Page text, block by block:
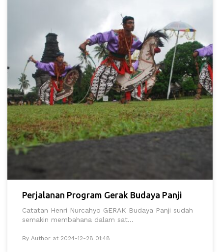
Perjalanan Program Gerak Budaya Panji
Catatan Henri Nurcahyo GERAK Budaya Panji sudah
semakin membahana dalam sat...
By Author at 2024-12-28 01:48